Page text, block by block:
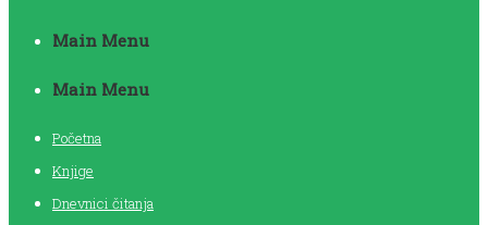
Main Menu
Main Menu
Početna
Knjige
Dnevnici čitanja